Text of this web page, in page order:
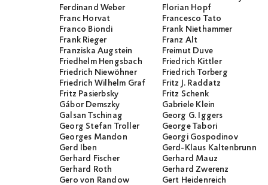
Ferdinand Weber
Florian Hopf
Franc Horvat
Francesco Tato
Franco Biondi
Frank Niethammer
Frank Rieger
Franz Alt
Franziska Augstein
Freimut Duve
Friedhelm Hengsbach
Friedrich Kittler
Friedrich Niewöhner
Friedrich Torberg
Friedrich Wilhelm Graf
Fritz J. Raddatz
Fritz Pasierbsky
Fritz Schenk
Gábor Demszky
Gabriele Klein
Galsan Tschinag
Georg G. Iggers
Georg Stefan Troller
George Tabori
Georges Mandon
Georgi Gospodinov
Gerd Iben
Gerd-Klaus Kaltenbrunner
Gerhard Fischer
Gerhard Mauz
Gerhard Roth
Gerhard Zwerenz
Gero von Randow
Gert Heidenreich